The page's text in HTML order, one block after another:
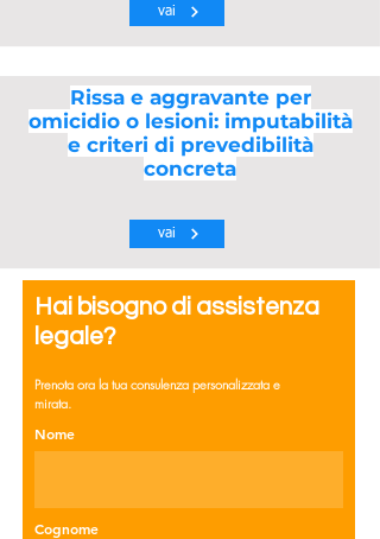
vai
Rissa e aggravante per
omicidio o lesioni: imputabilità
e criteri di prevedibilità
concreta
vai
Hai bisogno di assistenza
legale?
Prenota ora la tua consulenza personalizzata e
mirata.
Nome
Cognome